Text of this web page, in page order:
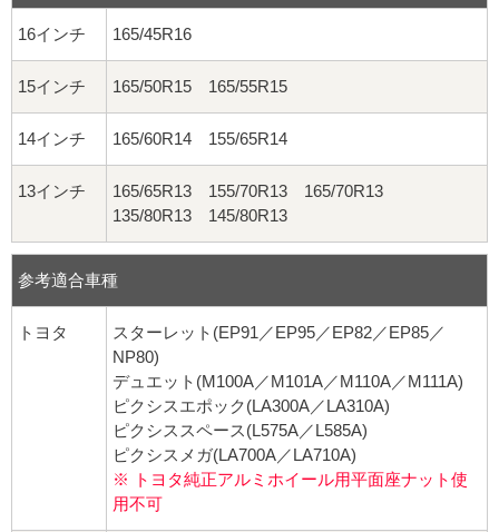
16インチ 165/45R16
15インチ 165/50R15 165/55R15
14インチ 165/60R14 155/65R14
13インチ
165/65R13 155/70R13 165/70R13
135/80R13 145/80R13
参考適合車種
トヨタ
スターレット(EP91／EP95／EP82／EP85／
NP80)
デュエット(M100A／M101A／M110A／M111A)
ピクシスエポック(LA300A／LA310A)
ピクシススペース(L575A／L585A)
ピクシスメガ(LA700A／LA710A)
※ トヨタ純正アルミホイール用平面座ナット使
用不可